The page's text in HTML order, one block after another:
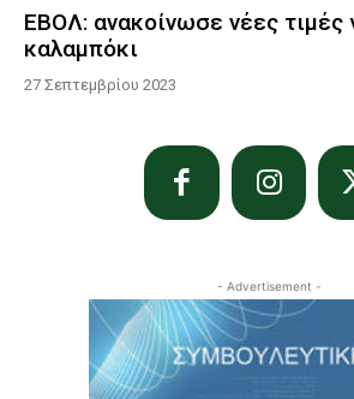
ΕΒΟΛ: ανακοίνωσε νέες τιμές
καλαμπόκι
27 Σεπτεμβρίου 2023
- Advertisement -